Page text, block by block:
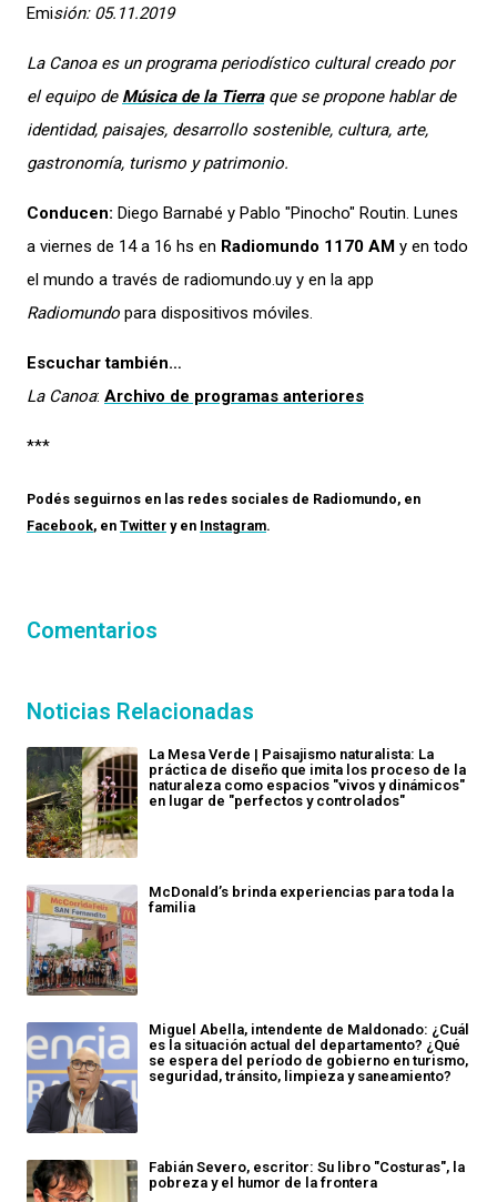
Emisión: 05.11.2019
La Canoaes un programa periodístico cultural creado por
el equipo de Música de la Tierraque se propone hablar de
identidad, paisajes, desarrollo sostenible, cultura, arte,
gastronomía, turismo y patrimonio.
Conducen: Diego Barnabé y Pablo "Pinocho" Routin. Lunes
a viernes de 14 a 16 hs en Radiomundo 1170 AM y en todo
el mundo a través de radiomundo.uy y en la app
Radiomundo para dispositivos móviles.
Escuchar también…
La Canoa: Archivo de programas anteriores
***
Podés seguirnos en las redes sociales de Radiomundo, en
Facebook, en Twitter y en Instagram.
Comentarios
Noticias Relacionadas
La Mesa Verde | Paisajismo naturalista: La
práctica de diseño que imita los proceso de la
naturaleza como espacios "vivos y dinámicos"
en lugar de "perfectos y controlados"
McDonald’s brinda experiencias para toda la
familia
Miguel Abella, intendente de Maldonado: ¿Cuál
es la situación actual del departamento? ¿Qué
se espera del período de gobierno en turismo,
seguridad, tránsito, limpieza y saneamiento?
Fabián Severo, escritor: Su libro "Costuras", la
pobreza y el humor de la frontera